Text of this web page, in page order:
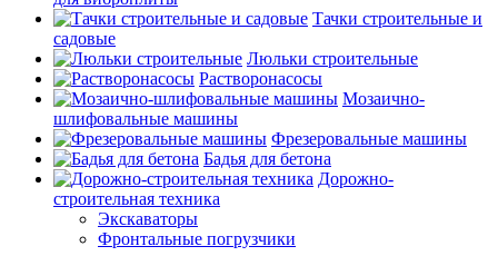
Тачки строительные и
садовые
Люльки строительные
Растворонасосы
Мозаично-
шлифовальные машины
Фрезеровальные машины
Бадья для бетона
Дорожно-
строительная техника
Экскаваторы
Фронтальные погрузчики